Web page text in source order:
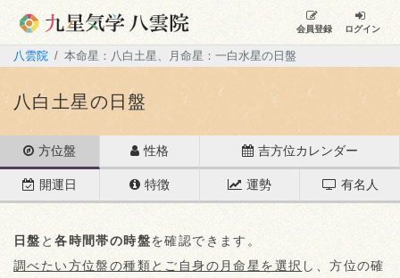
会員登録 ログイン
八雲院 本命星：八白土星、月命星：一白水星の日盤
八白土星の日盤
方位盤 性格 吉方位カレンダー
開運日 特徴 運勢 有名人
日盤 と各時間帯の時盤を確認できます。
調べたい方位盤の種類とご自身の月命星を選択 し、方位の確